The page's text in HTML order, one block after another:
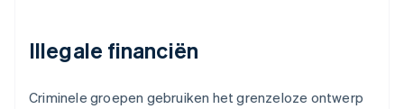
Illegale financiën
Criminele groepen gebruiken het grenzeloze ontwerp